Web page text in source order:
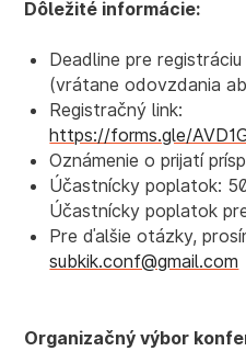
Dôležité informácie:
Deadline pre registráciu
(vrátane odovzdania
Registračný link:
https://forms.gle/
Oznámenie o prijatí
Účastnícky poplatok:
Účastnícky poplatok
Pre ďalšie otázky,
subkik.conf@gmail.com
Organizačný výbor